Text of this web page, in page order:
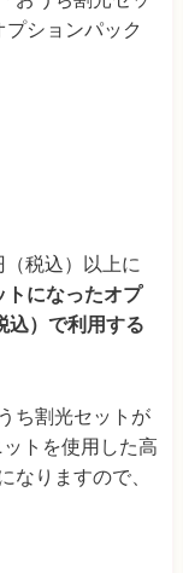
プションパック
税込）以上に
トになったオプ
込）で利用する
ち割光セットが
トを使用した高
なりますので、